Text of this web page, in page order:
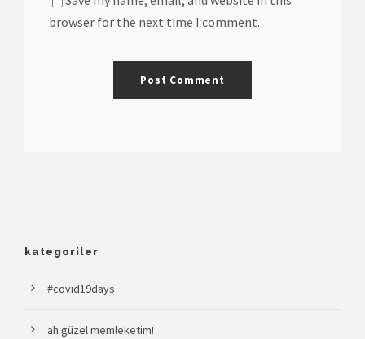
browser for the next time I comment.
kategoriler
#covid19days
ah güzel memleketim!